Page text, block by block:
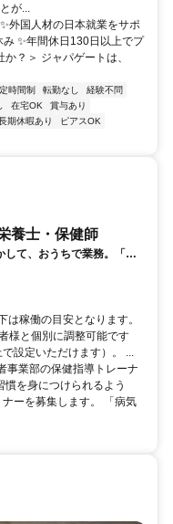
が...
外国人材の日本就業をサポ
✨年間休日130日以上でプ
？＞ ジャパゲートは、
時間制 転勤なし
経験不問
在宅OK
賞与あり
期休暇あり
ピアスOK
養士・保健師
して、おうちで業務。「も
！「平日の日中だけ」「夕
わせた時間調整が可能で
だけ手応えのある収入
クを始めませんか？
稼働の目安となります。
様と個別に調整可能です
設定いただけます）。 ...
事業部の保健指導トレーナ
を身につけられるよう
ナーを募集します。 「病気